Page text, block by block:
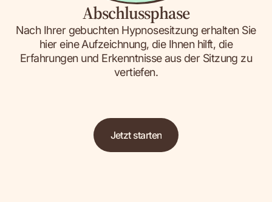
Abschlussphase
Nach Ihrer gebuchten Hypnosesitzung erhalten Sie
hier eine Aufzeichnung, die Ihnen hilft, die
Erfahrungen und Erkenntnisse aus der Sitzung zu
vertiefen.
Jetzt starten